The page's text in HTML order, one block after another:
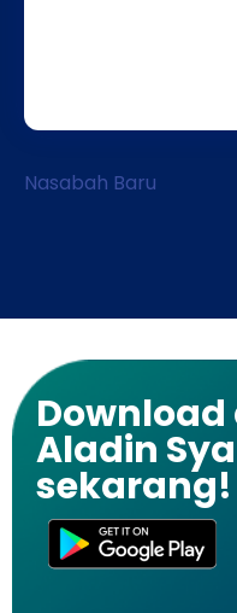
Nasabah Baru
Aladin
sekarang!